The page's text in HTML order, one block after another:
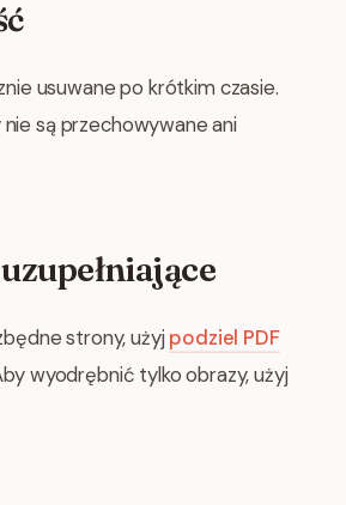
usuwane po krótkim czasie.
są przechowywane ani
strony, użyjpodziel PDF
wyodrębnić tylko obrazy, użyj